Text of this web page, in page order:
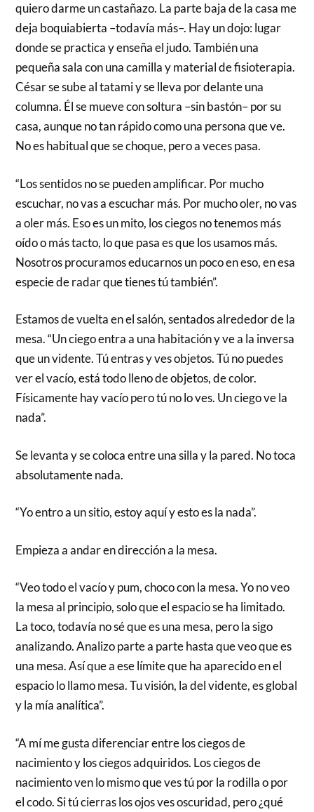
quiero darme un castañazo. La parte baja de la casa me
deja boquiabierta –todavía más–. Hay un dojo: lugar
donde se practica y enseña el judo. También una
pequeña sala con una camilla y material de fisioterapia.
César se sube al tatami y se lleva por delante una
columna. Él se mueve con soltura –sin bastón– por su
casa, aunque no tan rápido como una persona que ve.
No es habitual que se choque, pero a veces pasa.
“Los sentidos no se pueden amplificar. Por mucho
escuchar, no vas a escuchar más. Por mucho oler, no vas
a oler más. Eso es un mito, los ciegos no tenemos más
oído o más tacto, lo que pasa es que los usamos más.
Nosotros procuramos educarnos un poco en eso, en esa
especie de radar que tienes tú también”.
Estamos de vuelta en el salón, sentados alrededor de la
mesa. “Un ciego entra a una habitación y ve a la inversa
que un vidente. Tú entras y ves objetos. Tú no puedes
ver el vacío, está todo lleno de objetos, de color.
Físicamente hay vacío pero tú no lo ves. Un ciego ve la
nada”.
Se levanta y se coloca entre una silla y la pared. No toca
absolutamente nada.
“Yo entro a un sitio, estoy aquí y esto es la nada”.
Empieza a andar en dirección a la mesa.
“Veo todo el vacío y pum, choco con la mesa. Yo no veo
la mesa al principio, solo que el espacio se ha limitado.
La toco, todavía no sé que es una mesa, pero la sigo
analizando. Analizo parte a parte hasta que veo que es
una mesa. Así que a ese límite que ha aparecido en el
espacio lo llamo mesa. Tu visión, la del vidente, es global
y la mía analítica”.
“A mí me gusta diferenciar entre los ciegos de
nacimiento y los ciegos adquiridos. Los ciegos de
nacimiento ven lo mismo que ves tú por la rodilla o por
el codo. Si tú cierras los ojos ves oscuridad, pero ¿qué